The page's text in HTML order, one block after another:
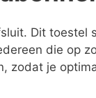
Dit toestel
die op
zodat je